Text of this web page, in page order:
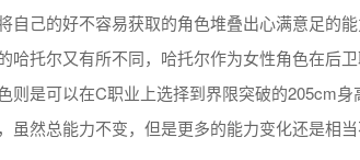
自己的好不容易获取的角色堆叠出心满意足的
哈托尔又有所不同，哈托尔作为女性角色在后
则是可以在C职业上选择到界限突破的205cm
虽然总能力不变，但是更多的能力变化还是相当